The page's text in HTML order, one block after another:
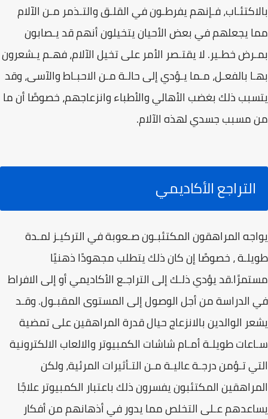
بالاكتئـاب، فـإنهم يفرطـون في القلـق والتـذمر مـن الآلام
مما يجعلهم في بعض الأحيان يتخيلون أنهم قد يـصابون
بمـرض خطـير. لا يقتـصر الأمر على تخيل الآلام، فهـم يـشعرون
بهـا بالفعـل، مـما يـؤدي إلى حالـة مـن الاحبـاط والآسى، وقد
يتسبب ذلك بغضب الأهالي والأطباء وانزعاجهم، خصوصًا أن ما
من مسبب جسدي لهذه الآلام.
التراجع الأكاديمي
يواجه المراهقون المكتئبـون صـعوبة في التركيـز لمـدة
طويلـة ، خصوصًا إن كان ذلك يتطلب مجهودًا ذهنيًا
مستمرًا.قد يؤدي ذلـك إلى التراجـع الأكاديمي أو إلى الافراط
في الدراسة من أجل الوصول إلى المستوى المقبـول. وقـد
يشعر الوالدين بالانزعاج حيال قدرة المراهقين على تمضية
سـاعات طويلـة أمـام شاشات الكمبيوتر والالعاب الالكترونية
التي تـؤمن درجـة عاليـة مـن التـأثيرات المرئية، ولكن
المراهقين المكتئبون يفسرون ذلك باعتبار الكمبيوتر علاجًا
يساعدهم عـلى التخلص مما يدور في أذهانهم من أفكار